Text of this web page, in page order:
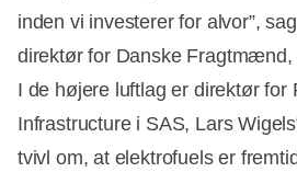
inden vi investerer for alvor”,
direktør for Danske Fragtmænd,
I de højere luftlag er direktør for
Infrastructure i SAS, Lars
tvivl om, at elektrofuels er